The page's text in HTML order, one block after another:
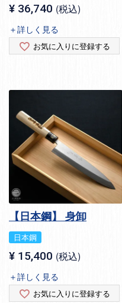
¥ 36,740 税込
＋詳しく見る
お気に入りに登録する
【日本鋼】 身卸
日本鋼
¥ 15,400 税込
＋詳しく見る
お気に入りに登録する